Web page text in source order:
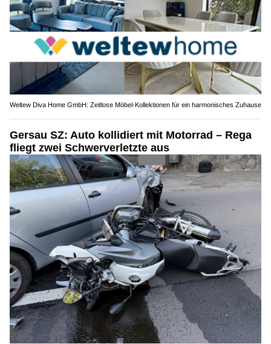
Weltew Diva Home GmbH: Zeitlose Möbel-Kollektionen für ein harmonisches Zuhause
Gersau SZ: Auto kollidiert mit Motorrad – Rega
fliegt zwei Schwerverletzte aus